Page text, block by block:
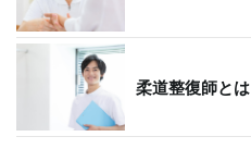
柔道整復師とは